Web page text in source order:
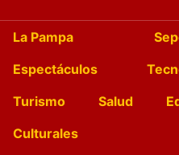
La Pampa
Espectáculos
Turismo
Salud
Culturales